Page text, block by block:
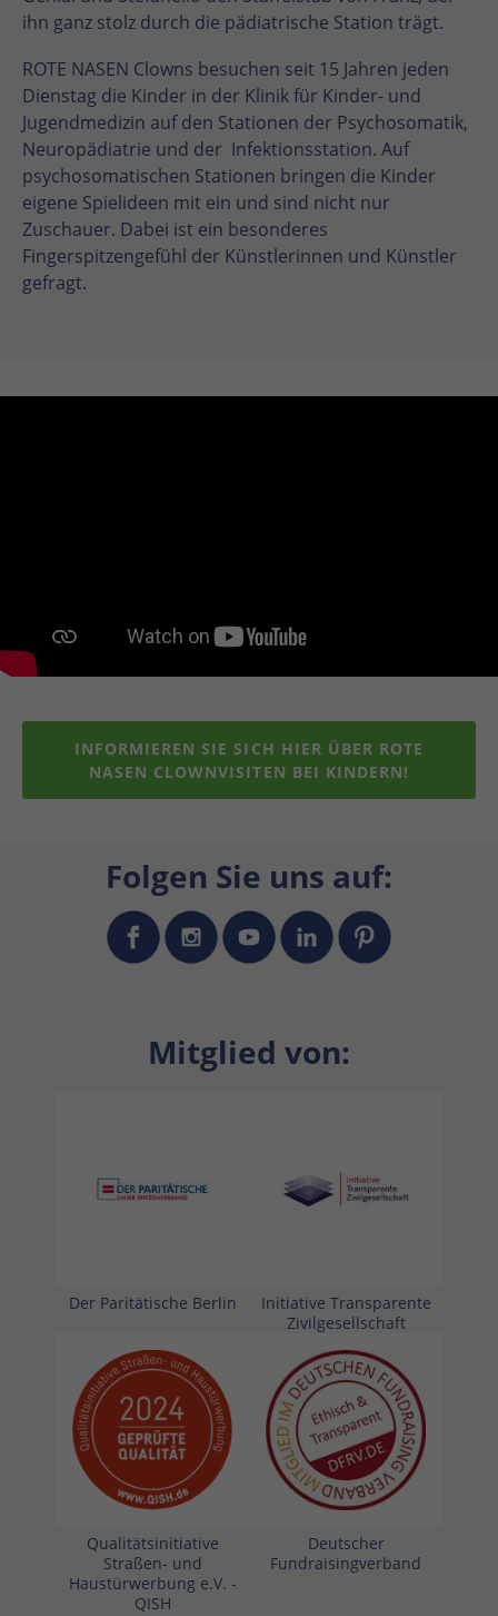
ihn ganz stolz durch die pädiatrische Station trägt.
ROTE NASEN Clowns besuchen seit 15 Jahren jeden
Dienstag die Kinder in der Klinik für Kinder- und
Jugendmedizin auf den Stationen der Psychosomatik,
Neuropädiatrie und der Infektionsstation. Auf
psychosomatischen Stationen bringen die Kinder
eigene Spielideen mit ein und sind nicht nur
Zuschauer. Dabei ist ein besonderes
Fingerspitzengefühl der Künstlerinnen und Künstler
gefragt.
INFORMIEREN SIE SICH HIER ÜBER ROTE
NASEN CLOWNVISITEN BEI KINDERN!
Folgen Sie uns auf:
Mitglied von:
Der Paritätische Berlin
Initiative Transparente
Zivilgesellschaft
Qualitätsinitiative
Straßen- und
Haustürwerbung e.V. -
QISH
Deutscher
Fundraisingverband